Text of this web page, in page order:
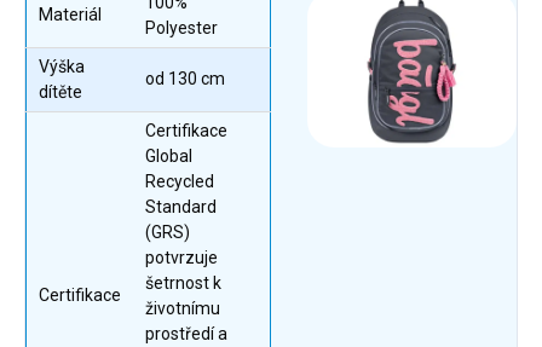
Materiál
Polyester
Výška
dítěte
od 130 cm
Certifikace
Certifikace
Global
Recycled
Standard
(GRS)
potvrzuje
šetrnost k
životnímu
prostředí a